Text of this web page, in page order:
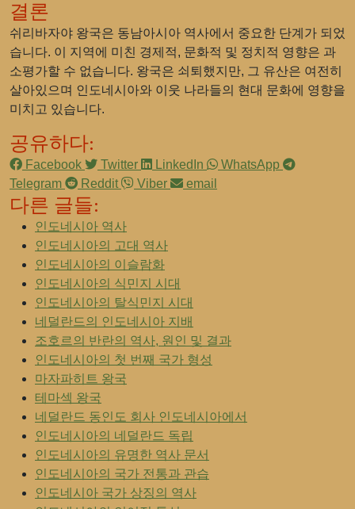
결론
쉬리바자야 왕국은 동남아시아 역사에서 중요한 단계가 되었
습니다. 이 지역에 미친 경제적, 문화적 및 정치적 영향은 과
소평가할 수 없습니다. 왕국은 쇠퇴했지만, 그 유산은 여전히
살아있으며 인도네시아와 이웃 나라들의 현대 문화에 영향을
미치고 있습니다.
공유하다:
Facebook Twitter LinkedIn
WhatsApp
Telegram
Reddit Viber email
다른 글들:
인도네시아 역사
인도네시아의 고대 역사
인도네시아의 이슬람화
인도네시아의 식민지 시대
인도네시아의 탈식민지 시대
네덜란드의 인도네시아 지배
조호르의 반란의 역사, 원인 및 결과
인도네시아의 첫 번째 국가 형성
마자파히트 왕국
테마섹 왕국
네덜란드 동인도 회사 인도네시아에서
인도네시아의 네덜란드 독립
인도네시아의 유명한 역사 문서
인도네시아의 국가 전통과 관습
인도네시아 국가 상징의 역사